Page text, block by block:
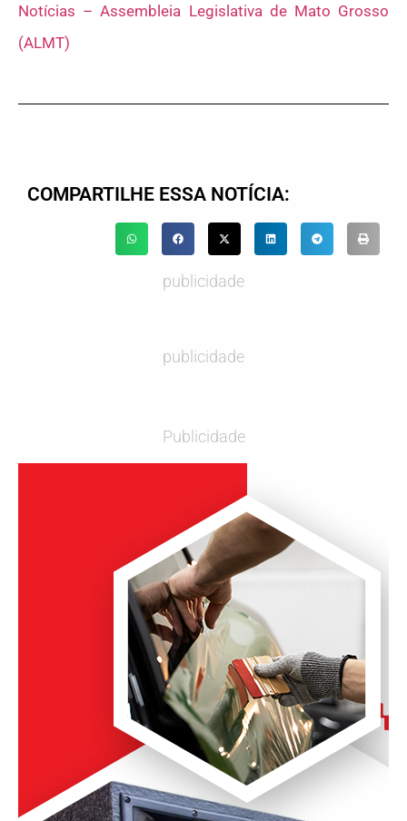
Notícias – Assembleia Legislativa de Mato Grosso
(ALMT)
COMPARTILHE ESSA NOTÍCIA:
publicidade
publicidade
Publicidade